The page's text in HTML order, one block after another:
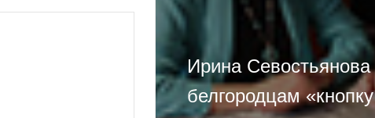
Ирина
белгородцам